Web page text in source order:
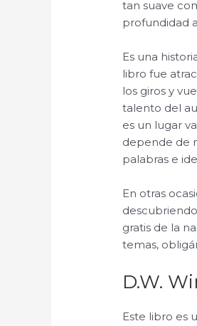
tan suave
profundidad
Es una
libro fue
los giros y
talento del
es un lugar
depende de
palabras e
En otras
gratis de la
temas,
D.W.
Este libro es